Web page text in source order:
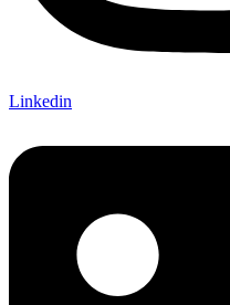
Linkedin